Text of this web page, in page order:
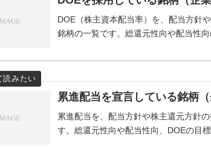
DOE（株主資本配当率）を、配当方針
銘柄の一覧です。総還元性向や配当性
累進配当を宣言している銘柄
累進配当を、配当方針や株主還元方針
す。総還元性向や配当性向、DOEの目